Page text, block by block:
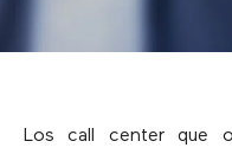
Los call center que